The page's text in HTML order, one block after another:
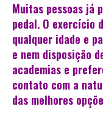
Muitas pessoas já
pedal. O exercício
qualquer idade e
e nem disposição
academias e
contato com a
das melhores